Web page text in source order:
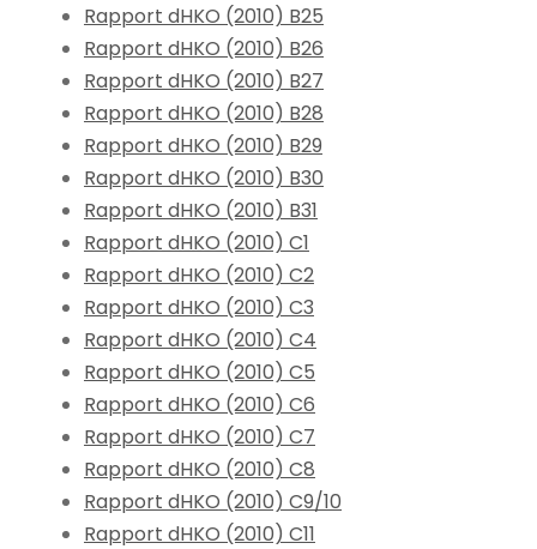
Rapport dHKO (2010) B25
Rapport dHKO (2010) B26
Rapport dHKO (2010) B27
Rapport dHKO (2010) B28
Rapport dHKO (2010) B29
Rapport dHKO (2010) B30
Rapport dHKO (2010) B31
Rapport dHKO (2010) C1
Rapport dHKO (2010) C2
Rapport dHKO (2010) C3
Rapport dHKO (2010) C4
Rapport dHKO (2010) C5
Rapport dHKO (2010) C6
Rapport dHKO (2010) C7
Rapport dHKO (2010) C8
Rapport dHKO (2010) C9/10
Rapport dHKO (2010) C11